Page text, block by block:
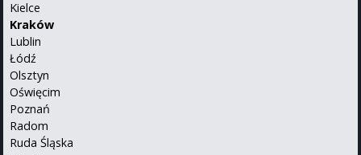
Kielce
Kraków
Lublin
Łódź
Olsztyn
Oświęcim
Poznań
Radom
Ruda Śląska